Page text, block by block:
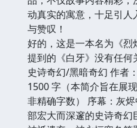
动真实的寓意，十足引人
与赞叹！
好的，这是一本名为《
提到的《白牙》没有任何
史诗奇幻/黑暗奇幻 作者
1500 字（本简介旨在展
非精确字数） 序幕：灰
部宏大而深邃的史诗奇